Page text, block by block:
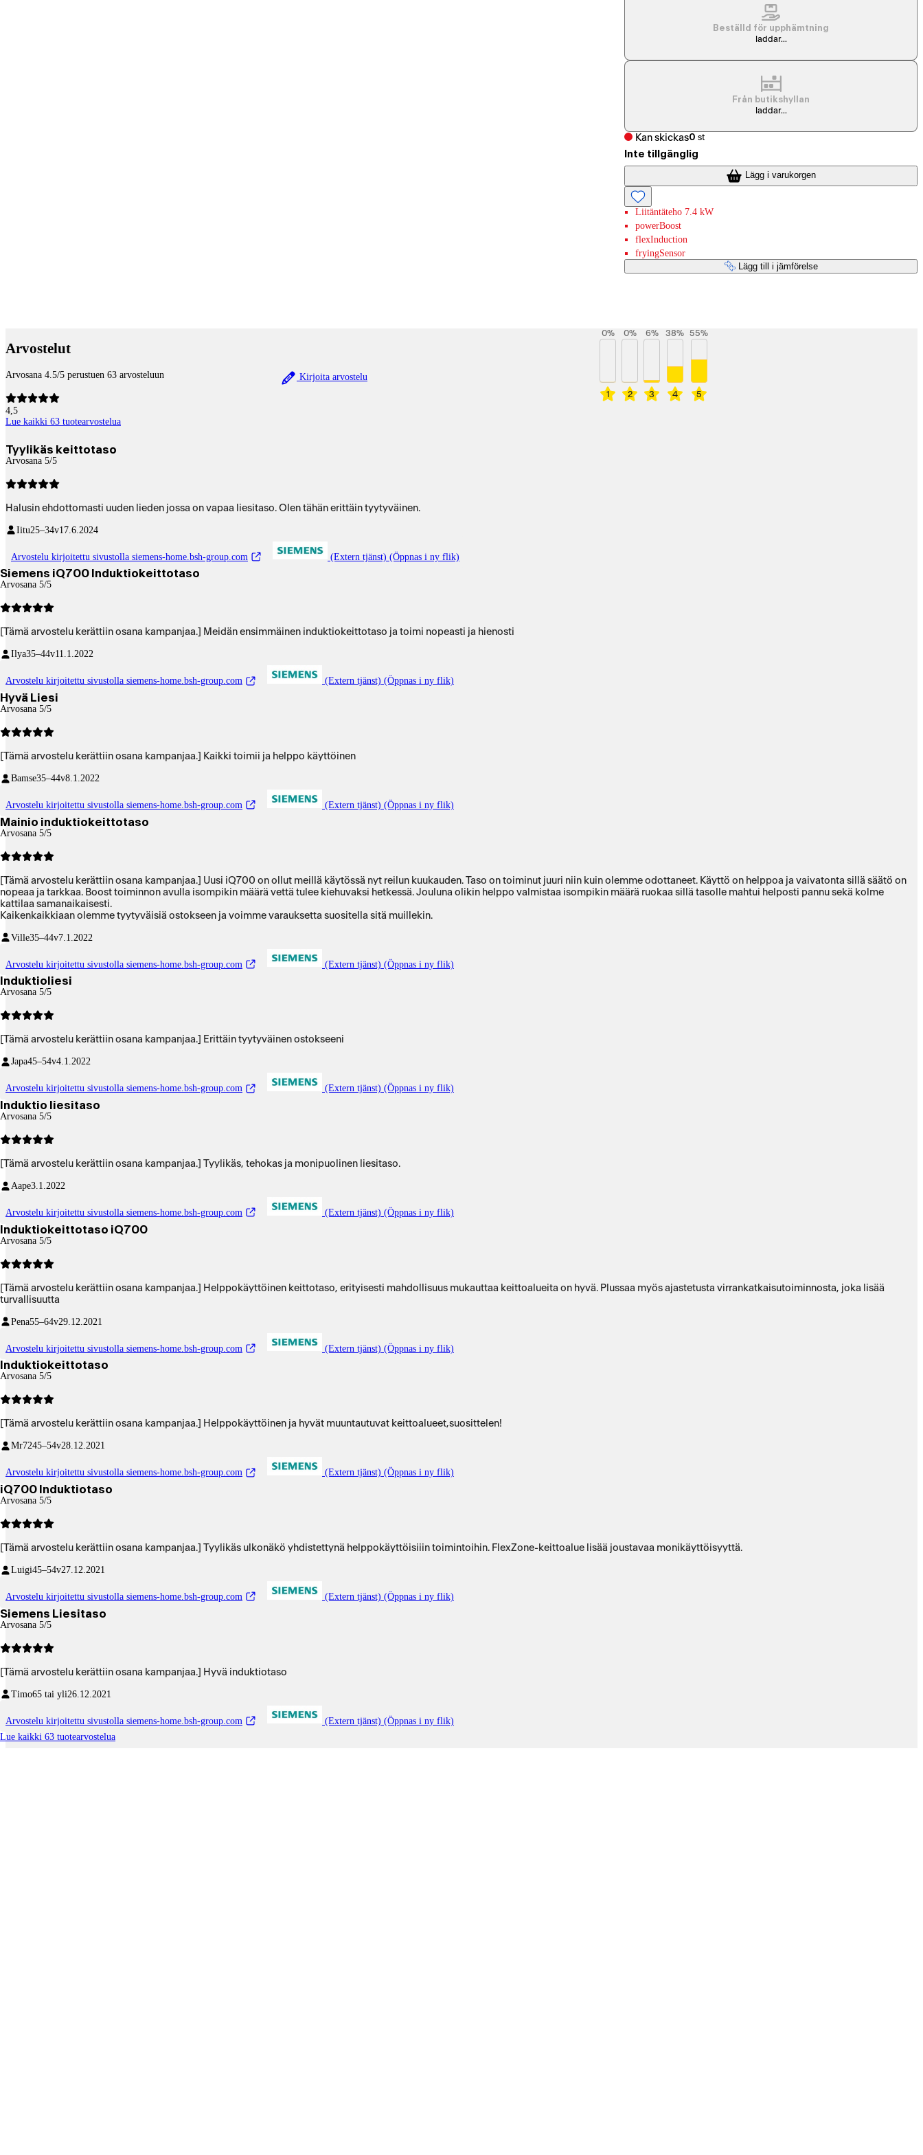
Beställd för upphämtning
laddar...
Från butikshyllan
laddar...
Kan skickas0 st
Inte tillgänglig
Lägg i varukorgen
Liitäntäteho 7.4 kW
powerBoost
flexInduction
fryingSensor
Lägg till i jämförelse
Arvostelut
Arvosana 4.5/5 perustuen 63 arvosteluun
4,5
Lue kaikki 63 tuotearvostelua
Kirjoita arvostelu
1
0%
2
0%
3
6%
4
38%
5
55%
Tyylikäs keittotaso
Arvosana 5/5
Halusin ehdottomasti uuden lieden jossa on vapaa liesitaso. Olen tähän erittäin tyytyväinen.
Iitu25–34v17.6.2024
Arvostelu kirjoitettu sivustolla siemens-home.bsh-group.com (Extern tjänst) (Öppnas i ny flik)
Siemens iQ700 Induktiokeittotaso
Arvosana 5/5
[Tämä arvostelu kerättiin osana kampanjaa.] Meidän ensimmäinen induktiokeittotaso ja toimi nopeasti ja hienosti
Ilya35–44v11.1.2022
Arvostelu kirjoitettu sivustolla siemens-home.bsh-group.com (Extern tjänst) (Öppnas i ny flik)
Hyvä Liesi
Arvosana 5/5
[Tämä arvostelu kerättiin osana kampanjaa.] Kaikki toimii ja helppo käyttöinen
Bamse35–44v8.1.2022
Arvostelu kirjoitettu sivustolla siemens-home.bsh-group.com (Extern tjänst) (Öppnas i ny flik)
Mainio induktiokeittotaso
Arvosana 5/5
[Tämä arvostelu kerättiin osana kampanjaa.] Uusi iQ700 on ollut meillä käytössä nyt reilun kuukauden. Taso on toiminut juuri niin kuin olemme odottaneet. Käyttö on helppoa ja vaivatonta sillä säätö on
nopeaa ja tarkkaa. Boost toiminnon avulla isompikin määrä vettä tulee kiehuvaksi hetkessä. Jouluna olikin helppo valmistaa isompikin määrä ruokaa sillä tasolle mahtui helposti pannu sekä kolme
kattilaa samanaikaisesti.
Kaikenkaikkiaan olemme tyytyväisiä ostokseen ja voimme varauksetta suositella sitä muillekin.
Ville35–44v7.1.2022
Arvostelu kirjoitettu sivustolla siemens-home.bsh-group.com (Extern tjänst) (Öppnas i ny flik)
Induktioliesi
Arvosana 5/5
[Tämä arvostelu kerättiin osana kampanjaa.] Erittäin tyytyväinen ostokseeni
Japa45–54v4.1.2022
Arvostelu kirjoitettu sivustolla siemens-home.bsh-group.com (Extern tjänst) (Öppnas i ny flik)
Induktio liesitaso
Arvosana 5/5
[Tämä arvostelu kerättiin osana kampanjaa.] Tyylikäs, tehokas ja monipuolinen liesitaso.
Aape3.1.2022
Arvostelu kirjoitettu sivustolla siemens-home.bsh-group.com (Extern tjänst) (Öppnas i ny flik)
Induktiokeittotaso iQ700
Arvosana 5/5
[Tämä arvostelu kerättiin osana kampanjaa.] Helppokäyttöinen keittotaso, erityisesti mahdollisuus mukauttaa keittoalueita on hyvä. Plussaa myös ajastetusta virrankatkaisutoiminnosta, joka lisää
turvallisuutta
Pena55–64v29.12.2021
Arvostelu kirjoitettu sivustolla siemens-home.bsh-group.com (Extern tjänst) (Öppnas i ny flik)
Induktiokeittotaso
Arvosana 5/5
[Tämä arvostelu kerättiin osana kampanjaa.] Helppokäyttöinen ja hyvät muuntautuvat keittoalueet,suosittelen!
Mr7245–54v28.12.2021
Arvostelu kirjoitettu sivustolla siemens-home.bsh-group.com (Extern tjänst) (Öppnas i ny flik)
iQ700 Induktiotaso
Arvosana 5/5
[Tämä arvostelu kerättiin osana kampanjaa.] Tyylikäs ulkonäkö yhdistettynä helppokäyttöisiiin toimintoihin. FlexZone-keittoalue lisää joustavaa monikäyttöisyyttä.
Luigi45–54v27.12.2021
Arvostelu kirjoitettu sivustolla siemens-home.bsh-group.com (Extern tjänst) (Öppnas i ny flik)
Siemens Liesitaso
Arvosana 5/5
[Tämä arvostelu kerättiin osana kampanjaa.] Hyvä induktiotaso
Timo65 tai yli26.12.2021
Arvostelu kirjoitettu sivustolla siemens-home.bsh-group.com
(Extern tjänst) (Öppnas i ny flik)
Lue kaikki 63 tuotearvostelua